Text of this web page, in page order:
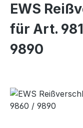
EWS
für Art.
9890